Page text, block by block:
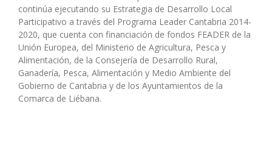
continúa ejecutando su Estrategia de Desarrollo Local
Participativo a través del Programa Leader Cantabria 2014-
2020, que cuenta con financiación de fondos FEADER de la
Unión Europea, del Ministerio de Agricultura, Pesca y
Alimentación, de la Consejería de Desarrollo Rural,
Ganadería, Pesca, Alimentación y Medio Ambiente del
Gobierno de Cantabria y de los Ayuntamientos de la
Comarca de Liébana.